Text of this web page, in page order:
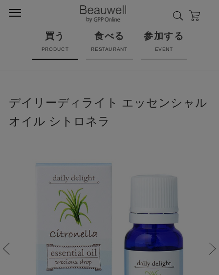
買う
PRODUCT
食べる
RESTAURANT
参加する
EVENT
デイリーディライト エッセンシャル
オイル シトロネラ